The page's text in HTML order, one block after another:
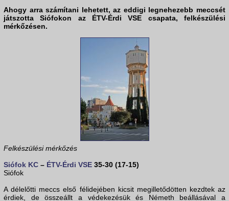
Ahogy arra számítani lehetett, az eddigi legnehezebb meccsét
játszottaSiófokon az ÉTV-Érdi VSE csapata, felkészülési
mérkőzésen.
Felkészülési mérkőzés
Siófok KC – ÉTV-Érdi VSE 35-30 (17-15)
Siófok
A délelőtti meccs első félidejében kicsit megilletődötten kezdtek az
érdiek, de összeállt a védekezésük és Németh beállásával a